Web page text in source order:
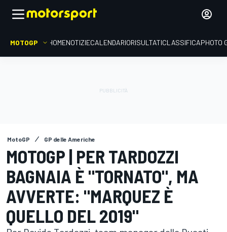
MOTOGP HOMENOTIZIECALENDARIORISULTATICLASSIFICAPHOTO
MotoGP GP delle Americhe
MOTOGP | PER TARDOZZI
BAGNAIA È "TORNATO", MA
AVVERTE: "MARQUEZ È
QUELLO DEL 2019"